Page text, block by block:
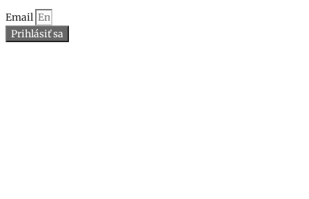
Email
Prihlásiť sa